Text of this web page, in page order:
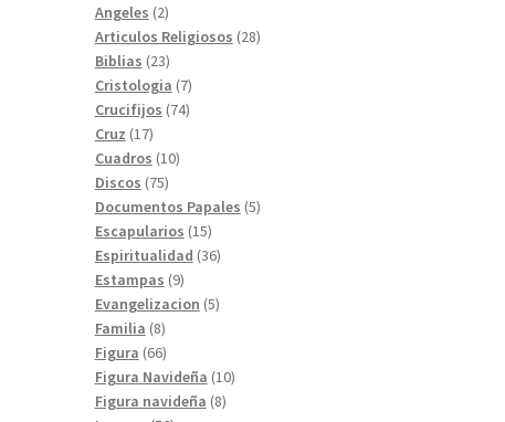
Angeles 22
productos
Articulos Religiosos 2828
Biblias 2323
productos
Cristologia 77
productos
Crucifijos 7474
Cruz 1717
productos
Cuadros 1010
Discos 7575
productos
Documentos Papales 55
Escapularios 1515
productos
Espiritualidad 3636
Estampas 99
productos
Evangelizacion 55
Familia 88
productos
Figura 6666
productos
Figura Navideña 1010
Figura navideña 88